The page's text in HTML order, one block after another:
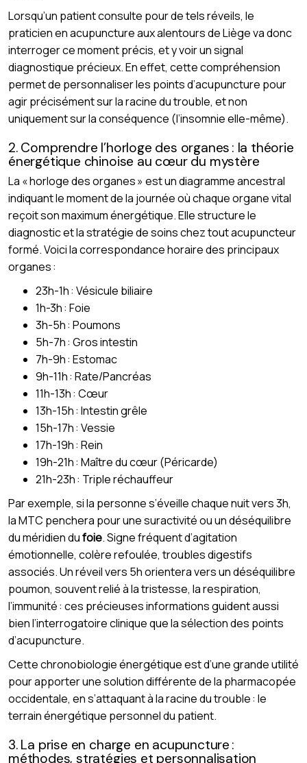
Lorsqu’un patient consulte pour de tels réveils, le
praticien en acupuncture aux alentours de Liège va donc
interroger ce moment précis, et y voir un signal
diagnostique précieux. En effet, cette compréhension
permet de personnaliser les points d’acupuncture pour
agir précisément sur la racine du trouble, et non
uniquement sur la conséquence (l’insomnie elle-même).
2. Comprendre l’horloge des organes : la théorie
énergétique chinoise au cœur du mystère
La « horloge des organes » est un diagramme ancestral
indiquant le moment de la journée où chaque organe vital
reçoit son maximum énergétique. Elle structure le
diagnostic et la stratégie de soins chez tout acupuncteur
formé. Voici la correspondance horaire des principaux
organes :
23h-1h : Vésicule biliaire
1h-3h : Foie
3h-5h : Poumons
5h-7h : Gros intestin
7h-9h : Estomac
9h-11h : Rate/Pancréas
11h-13h : Cœur
13h-15h : Intestin grêle
15h-17h : Vessie
17h-19h : Rein
19h-21h : Maître du cœur (Péricarde)
21h-23h : Triple réchauffeur
Par exemple, si la personne s’éveille chaque nuit vers 3h,
la MTC penchera pour une suractivité ou un déséquilibre
du méridien dufoie. Signe fréquent d’agitation
émotionnelle, colère refoulée, troubles digestifs
associés. Un réveil vers 5h orientera vers un déséquilibre
poumon, souvent relié à la tristesse, la respiration,
l’immunité : ces précieuses informations guident aussi
bien l’interrogatoire clinique que la sélection des points
d’acupuncture.
Cette chronobiologie énergétique est d’une grande utilité
pour apporter une solution différente de la pharmacopée
occidentale, en s’attaquant à la racine du trouble : le
terrain énergétique personnel du patient.
3. La prise en charge en acupuncture :
méthodes, stratégies et personnalisation